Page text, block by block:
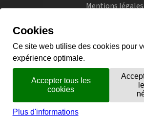
Mentions légales
Instagram
flickr